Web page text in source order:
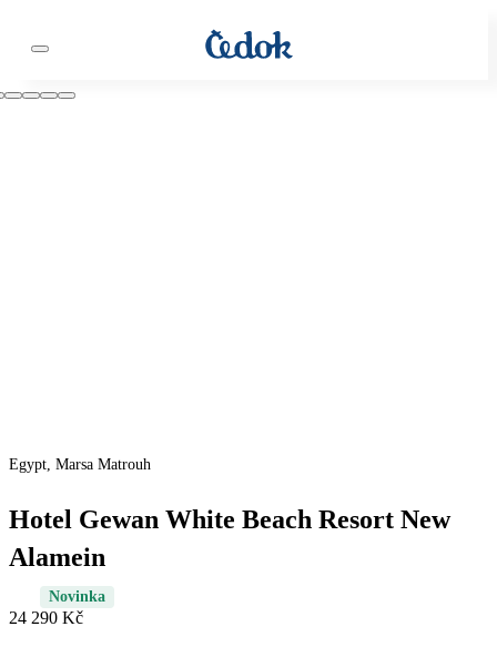
Egypt, Marsa Matrouh
Hotel Gewan White Beach Resort New
Alamein
Novinka
24 290 Kč